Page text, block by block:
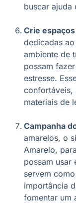
buscar ajuda
Crie
dedicadas
ambiente de
possam
estresse.
confortáveis,
materiais de
Campanha
amarelos, o
Amarelo,
possam usar
servem
importância
fomentar um